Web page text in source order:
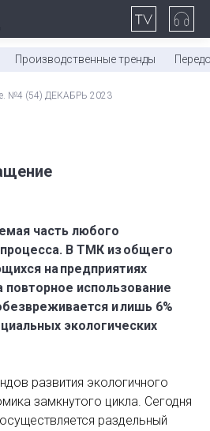
Производственные тренды
№4 (54) ДЕКАБРЬ 2023
часть любого
В ТМК из общего
на предприятиях
повторное использование
и лишь 6%
экологических
развития экологичного
замкнутого цикла. Сегодня
раздельный